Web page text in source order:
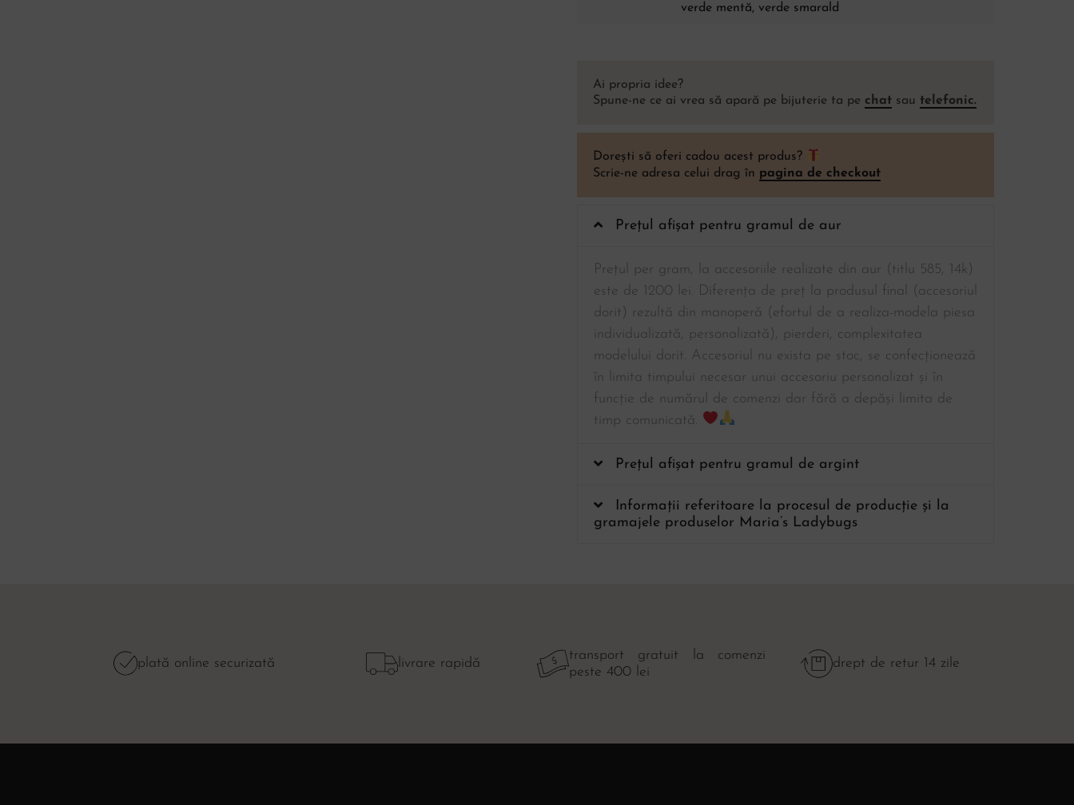
verde mentă, verde smarald
Ai propria idee?
Spune-ne ce ai vrea să apară pe bijuterie ta pe chat sau telefonic.
Dorești să oferi cadou acest produs?
Scrie-ne adresa celui drag în pagina de checkout
Prețul afișat pentru gramul de aur
Prețul per gram, la accesoriile realizate din aur (titlu 585, 14k)
este de 1200 lei. Diferența de preț la produsul final (accesoriul
dorit) rezultă din manoperă (efortul de a realiza-modela piesa
individualizată, personalizată), pierderi, complexitatea
modelului dorit. Accesoriul nu exista pe stoc, se confecționează
în limita timpului necesar unui accesoriu personalizat și în
funcție de numărul de comenzi dar fără a depăși limita de
timp comunicată.
Prețul afișat pentru gramul de argint
Informații referitoare la procesul de producție și la
gramajele produselor Maria’s Ladybugs
plată online securizată livrare rapidă
transport gratuit la comenzi
peste 400 lei
drept de retur 14 zile